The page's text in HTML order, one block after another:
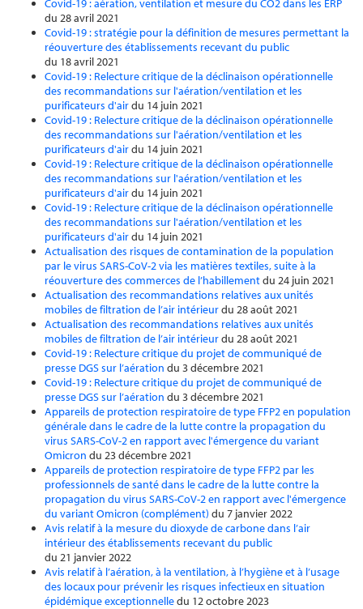
Covid-19 : aération, ventilation et mesure du CO2 dans les ERP
du 28 avril 2021
Covid-19 : stratégie pour la définition de mesures permettant la
réouverture des établissements recevant du public
du 18 avril 2021
Covid-19 : Relecture critique de la déclinaison opérationnelle
des recommandations sur l'aération/ventilation et les
purificateurs d'airdu 14 juin 2021
Covid-19 : Relecture critique de la déclinaison opérationnelle
des recommandations sur l'aération/ventilation et les
purificateurs d'airdu 14 juin 2021
Covid-19 : Relecture critique de la déclinaison opérationnelle
des recommandations sur l'aération/ventilation et les
purificateurs d'airdu 14 juin 2021
Covid-19 : Relecture critique de la déclinaison opérationnelle
des recommandations sur l'aération/ventilation et les
purificateurs d'airdu 14 juin 2021
Actualisation des risques de contamination de la population
par le virus SARS-CoV-2 via les matières textiles, suite à la
réouverture des commerces de l’habillementdu 24 juin 2021
Actualisation des recommandations relatives aux unités
mobiles de filtration de l’air intérieurdu 28 août 2021
Actualisation des recommandations relatives aux unités
mobiles de filtration de l’air intérieurdu 28 août 2021
Covid-19 : Relecture critique du projet de communiqué de
presse DGS sur l’aération du 3 décembre 2021
Covid-19 : Relecture critique du projet de communiqué de
presse DGS sur l’aération du 3 décembre 2021
Appareils de protection respiratoire de type FFP2 en population
générale dans le cadre de la lutte contre la propagation du
virus SARS-CoV-2 en rapport avec l'émergence du variant
Omicron du 23 décembre 2021
Appareils de protection respiratoire de type FFP2 par les
professionnels de santé dans le cadre de la lutte contre la
propagation du virus SARS-CoV-2 en rapport avec l'émergence
du variant Omicron (complément) du 7 janvier 2022
Avis relatif à la mesure du dioxyde de carbone dans l’air
intérieur des établissements recevant du public
du 21 janvier 2022
Avis relatif à l’aération, à la ventilation, à l’hygiène et à l’usage
des locaux pour prévenir les risques infectieux en situation
épidémique exceptionnelledu 12 octobre 2023